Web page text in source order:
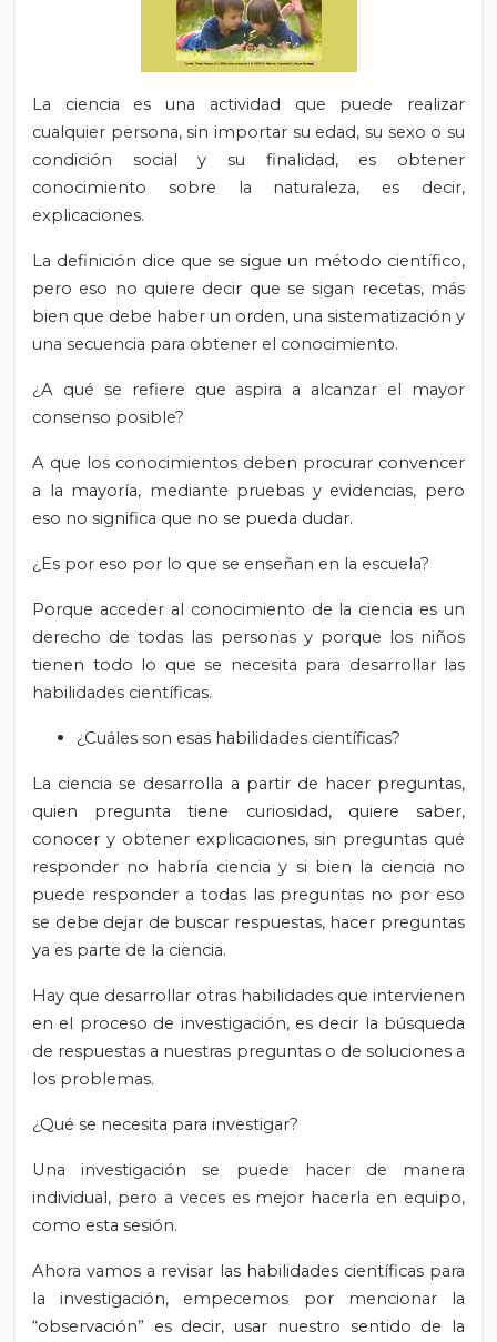
La ciencia es una actividad que puede realizar
cualquier persona, sin importar su edad, su sexo o su
condición social y su finalidad, es obtener
conocimiento sobre la naturaleza, es decir,
explicaciones.
La definición dice que se sigue un método científico,
pero eso no quiere decir que se sigan recetas, más
bien que debe haber un orden, una sistematización y
una secuencia para obtener el conocimiento.
¿A qué se refiere que aspira a alcanzar el mayor
consenso posible?
A que los conocimientos deben procurar convencer
a la mayoría, mediante pruebas y evidencias, pero
eso no significa que no se pueda dudar.
¿Es por eso por lo que se enseñan en la escuela?
Porque acceder al conocimiento de la ciencia es un
derecho de todas las personas y porque los niños
tienen todo lo que se necesita para desarrollar las
habilidades científicas.
¿Cuáles son esas habilidades científicas?
La ciencia se desarrolla a partir de hacer preguntas,
quien pregunta tiene curiosidad, quiere saber,
conocer y obtener explicaciones, sin preguntas qué
responder no habría ciencia y si bien la ciencia no
puede responder a todas las preguntas no por eso
se debe dejar de buscar respuestas, hacer preguntas
ya es parte de la ciencia.
Hay que desarrollar otras habilidades que intervienen
en el proceso de investigación, es decir la búsqueda
de respuestas a nuestras preguntas o de soluciones a
los problemas.
¿Qué se necesita para investigar?
Una investigación se puede hacer de manera
individual, pero a veces es mejor hacerla en equipo,
como esta sesión.
Ahora vamos a revisar las habilidades científicas para
la investigación, empecemos por mencionar la
“observación” es decir, usar nuestro sentido de la